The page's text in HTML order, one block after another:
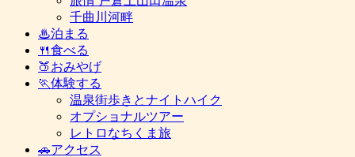
千曲川河畔
♨泊まる
🍴食べる
🍑おみやげ
🏃体験する
温泉街歩きとナイトハイク
オプショナルツアー
レトロなちくま旅
🚗アクセス